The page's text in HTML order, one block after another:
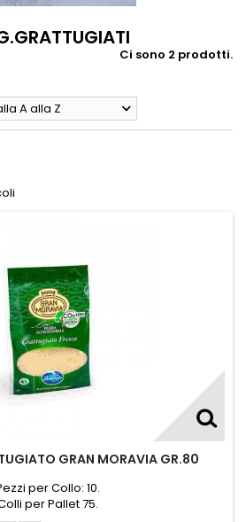
Ci sono 2 prodotti.
A alla Z
GRAN MORAVIA GR.80
per Collo: 10.
per Pallet 75.